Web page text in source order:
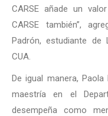
CARSE añade un
CARSE también”,
Padrón, estudiante de
CUA.
De igual manera,
maestría en el
desempeña como